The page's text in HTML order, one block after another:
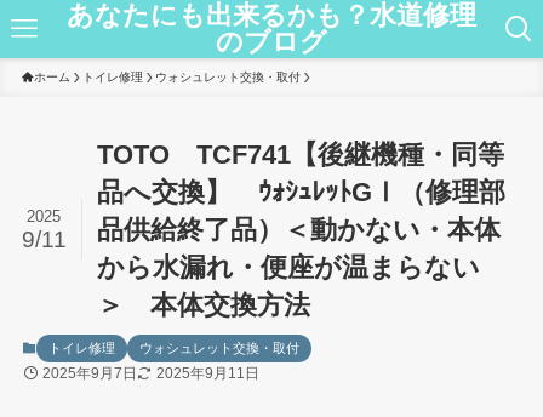
あなたにも出来るかも？水道修理
のブログ
ホーム トイレ修理 ウォシュレット交換・取付
TOTO TCF741【後継機種・同等
品へ交換】 ｳｫｼｭﾚｯﾄGⅠ（修理部
品供給終了品）＜動かない・本体
から水漏れ・便座が温まらない
＞ 本体交換方法
2025
9/11
トイレ修理 ウォシュレット交換・取付
2025年9月7日 2025年9月11日